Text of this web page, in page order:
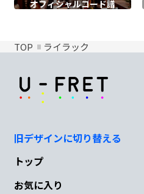
オフィシャルコード譜
TOP ライラック
旧デザインに切り替える
トップ
お気に入り